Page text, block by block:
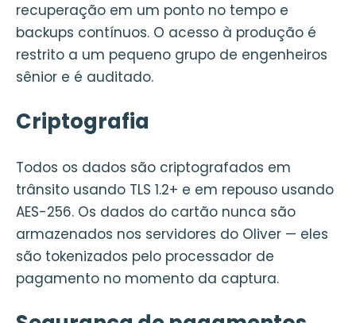
recuperação em um ponto no tempo e
backups contínuos. O acesso à produção é
restrito a um pequeno grupo de engenheiros
sênior e é auditado.
Criptografia
Todos os dados são criptografados em
trânsito usando TLS 1.2+ e em repouso usando
AES-256. Os dados do cartão nunca são
armazenados nos servidores do Oliver — eles
são tokenizados pelo processador de
pagamento no momento da captura.